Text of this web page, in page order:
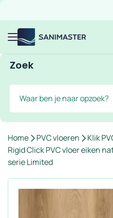
MenuSanimaster
Zoek
Home PVC vloeren
Klik
Rigid Click PVC vloer eiken
serie Limited